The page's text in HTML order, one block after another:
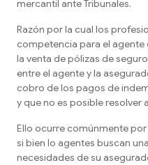
mercantil ante Tribunales.
Razón por la cual los
competencia para el agente
la venta de pólizas de
entre el agente y la
cobro de los pagos de
y que no es posible resolver
Ello ocurre comúnmente
si bien lo agentes buscan
necesidades de su